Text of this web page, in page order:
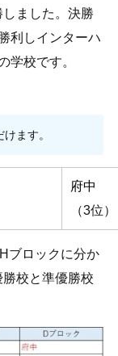
ました。決勝
利しインターハ
学校です。
ます。
府中
（3位）
ブロックに分か
校と準優勝校